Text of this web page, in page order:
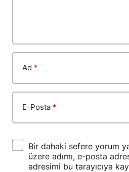
Ad *
E-Posta *
Bir dahaki sefere yorum
üzere adımı, e-posta
adresimi bu tarayıcıya